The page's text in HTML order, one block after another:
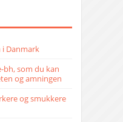
Danmark
bh, som du kan
og amningen
og smukkere